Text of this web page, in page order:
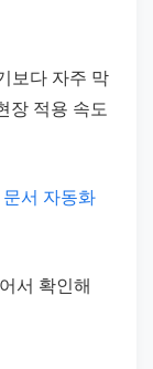
보다 자주 막
장 적용 속도
문서 자동화
서 확인해